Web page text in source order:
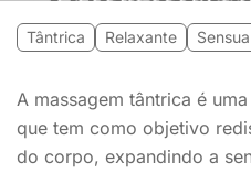
Tântrica Relaxante
A massagem tântrica é
que tem como objetivo
do corpo, expandindo a